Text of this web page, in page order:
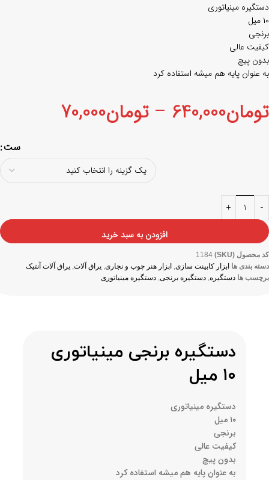
دستگیره مینیاتوری
۱۰ میل
برنجی
کیفیت عالی
بدون پیچ
به عنوان پایه هم میشه استفاده کرد
تومان640,000
– تومان70,000
ست
افزودن به سبد خرید
کد محصول (SKU)
1184
دسته بندی ها ابزار کابینت سازی, ابزار هنر چوب و نجاری, یراق آلات, یراق آلات آنتیک
برچسب ها دستگیره, دستگیره برنجی, دستگیره مینیاتوری
دستگیره برنجی مینیاتوری
۱۰ میل
دستگیره مینیاتوری
۱۰ میل
برنجی
کیفیت عالی
بدون پیچ
به عنوان پایه هم میشه استفاده کرد